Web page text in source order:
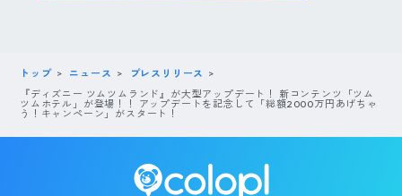
トップ ニュース
プレスリリース
『ディズニー ツムツムランド』が大型アップデート！ 新コンテンツ「ツム
ツムホテル」が登場！！ アップデートを記念して「総額2000万円あげちゃ
う！キャンペーン」がスタート！